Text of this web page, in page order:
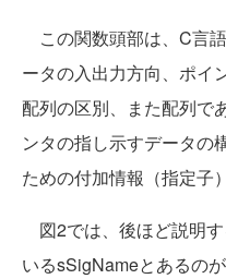
この関数頭部は、C言
ータの入出力方向、ポイ
配列の区別、また配列で
ンタの指し示すデータの
ための付加情報（指定子
図2では、後ほど説明
いるsSigNameとあるの